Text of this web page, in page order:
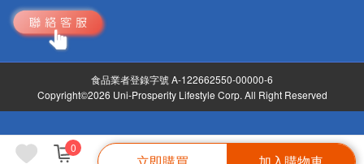
0
食品業者登錄字號 A-122662550-00000-6
Copyright©2026 Uni-Prosperity Lifestyle Corp. All Right Reserved